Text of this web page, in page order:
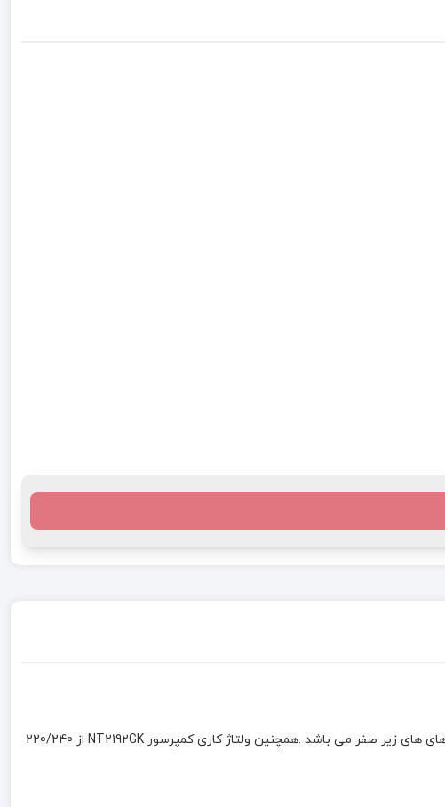
کمپرسور 1 اسب بخار امبراکو مدل NT2192GK یک کمپرسور نیمه صنعتی با کیفیت بالا که با گاز مبرد R404a کار می کند و مناسب برای فریزرهای های زیر صفر می باشد .همچنین ولتاژ کاری کمپرسور NT2192GK از 220/240